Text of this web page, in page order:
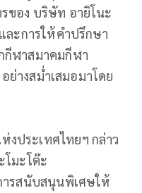
ของ บริษัท อายิโนะ
ละการให้คำปรึกษา
กีฬาสมาคมกีฬา
างสม่ำเสมอมาโดย
ประเทศไทยฯ กล่าว
มะโต๊ะ
ารสนับสนุนพิเศษให้